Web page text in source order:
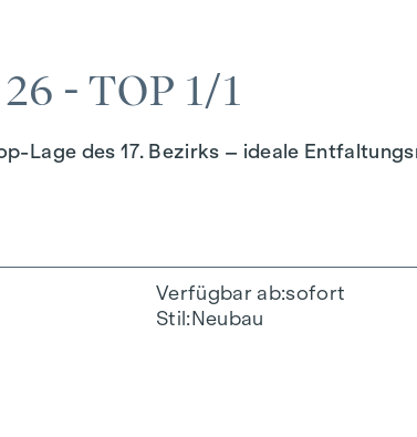
- TOP 1/1
Lage des 17. Bezirks – ideale
Verfügbar ab sofort
Stil Neubau